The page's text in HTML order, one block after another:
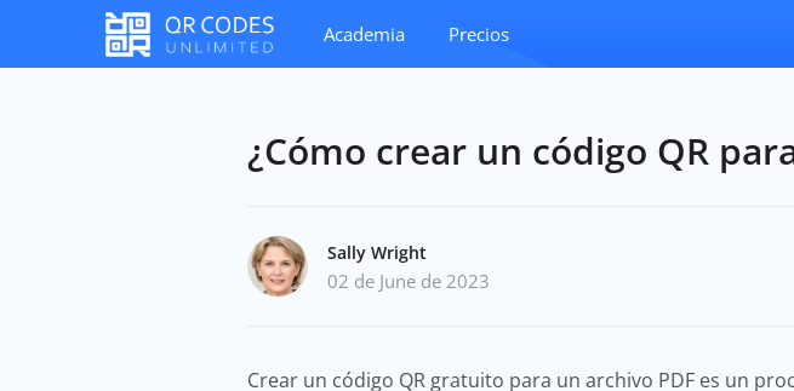
Academia Precios
¿Cómo crear un código QR
Sally Wright
02 de June de 2023
Crear un código QR gratuito para un archivo PDF es un